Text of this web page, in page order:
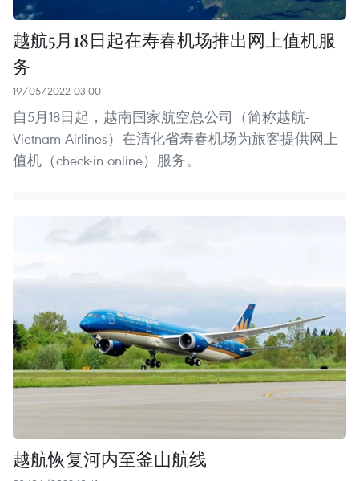
越航5月18日起在寿春机场推出网上值机服
务
19/05/2022 03:00
自5月18日起，越南国家航空总公司（简称越航-
Vietnam Airlines）在清化省寿春机场为旅客提供网上
值机（check-in online）服务。
越航恢复河内至釜山航线